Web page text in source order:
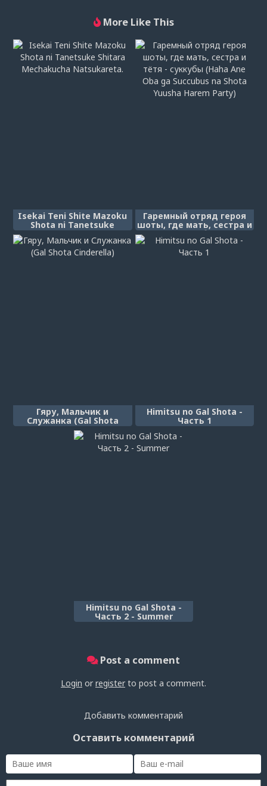
More Like This
Isekai Teni Shite Mazoku
Shota ni Tanetsuke
Shitara Mechakucha
Natsukareta.
Гаремный отряд героя
шоты, где мать, сестра и
тётя - суккубы (Haha
Ane Oba ga Succubus na
Shota Yuusha Harem
Гяру, Мальчик и
Служанка (Gal Shota
Cinderella)
Himitsu no Gal Shota -
Часть 1
Himitsu no Gal Shota -
Часть 2 - Summer
Post a comment
Login or register to post a comment.
Добавить комментарий
Оставить комментарий